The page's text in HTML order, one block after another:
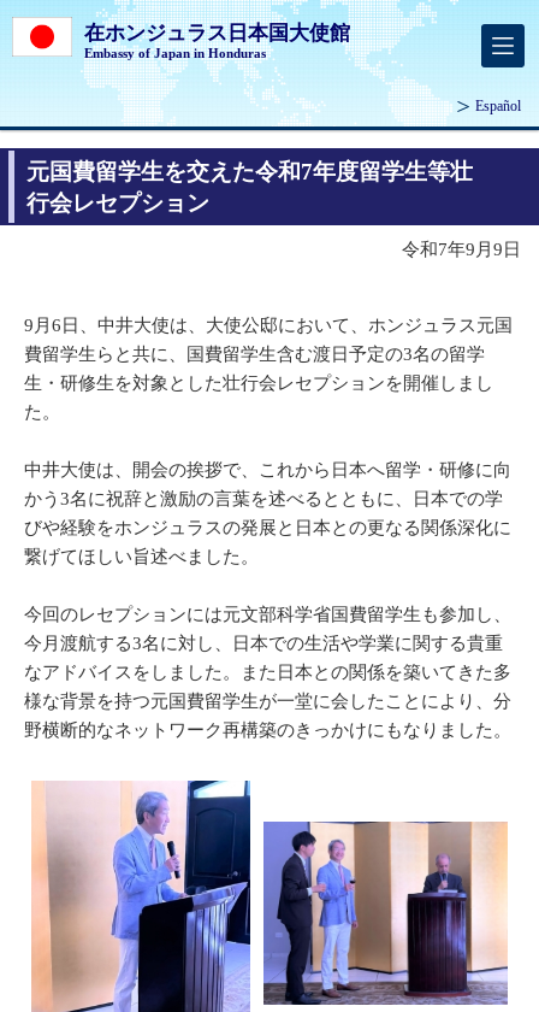
在ホンジュラス日本国大使館
Embassy of Japan in Honduras
Español
元国費留学生を交えた令和7年度留学生等壮
行会レセプション
令和7年9月9日
9月6日、中井大使は、大使公邸において、ホンジュラス元国
費留学生らと共に、国費留学生含む渡日予定の3名の留学
生・研修生を対象とした壮行会レセプションを開催しまし
た。
中井大使は、開会の挨拶で、これから日本へ留学・研修に向
かう3名に祝辞と激励の言葉を述べるとともに、日本での学
びや経験をホンジュラスの発展と日本との更なる関係深化に
繋げてほしい旨述べました。
今回のレセプションには元文部科学省国費留学生も参加し、
今月渡航する3名に対し、日本での生活や学業に関する貴重
なアドバイスをしました。また日本との関係を築いてきた多
様な背景を持つ元国費留学生が一堂に会したことにより、分
野横断的なネットワーク再構築のきっかけにもなりました。